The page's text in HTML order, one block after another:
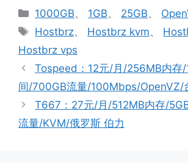
分
类
1000GB、 1GB、 25GB、
标
签
Hostbrz、 Hostbrz kvm、
Hostbrz vps
Tospeed：12元/月/256MB内存/
间/700GB流量/100Mbps/OpenVZ/
T667：27元/月/512MB内存/
流量/KVM/俄罗斯 伯力